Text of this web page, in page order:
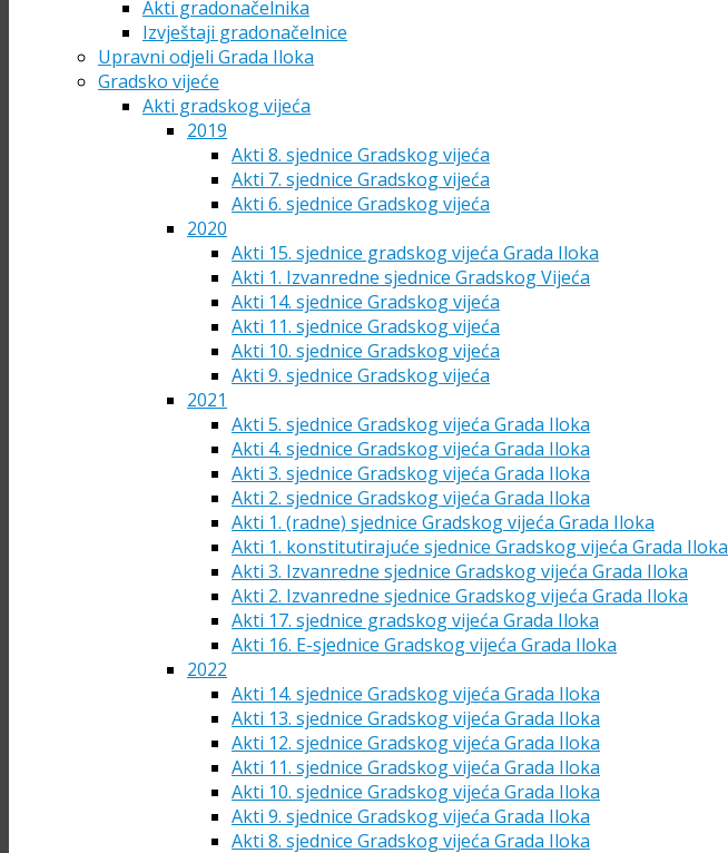
Akti gradonačelnika
Izvještaji gradonačelnice
Upravni odjeli Grada Iloka
Gradsko vijeće
Akti gradskog vijeća
2019
Akti 8. sjednice Gradskog vijeća
Akti 7. sjednice Gradskog vijeća
Akti 6. sjednice Gradskog vijeća
2020
Akti 15. sjednice gradskog vijeća Grada Iloka
Akti 1. Izvanredne sjednice Gradskog Vijeća
Akti 14. sjednice Gradskog vijeća
Akti 11. sjednice Gradskog vijeća
Akti 10. sjednice Gradskog vijeća
Akti 9. sjednice Gradskog vijeća
2021
Akti 5. sjednice Gradskog vijeća Grada Iloka
Akti 4. sjednice Gradskog vijeća Grada Iloka
Akti 3. sjednice Gradskog vijeća Grada Iloka
Akti 2. sjednice Gradskog vijeća Grada Iloka
Akti 1. (radne) sjednice Gradskog vijeća Grada Iloka
Akti 1. konstitutirajuće sjednice Gradskog vijeća Grada Iloka
Akti 3. Izvanredne sjednice Gradskog vijeća Grada Iloka
Akti 2. Izvanredne sjednice Gradskog vijeća Grada Iloka
Akti 17. sjednice gradskog vijeća Grada Iloka
Akti 16. E-sjednice Gradskog vijeća Grada Iloka
2022
Akti 14. sjednice Gradskog vijeća Grada Iloka
Akti 13. sjednice Gradskog vijeća Grada Iloka
Akti 12. sjednice Gradskog vijeća Grada Iloka
Akti 11. sjednice Gradskog vijeća Grada Iloka
Akti 10. sjednice Gradskog vijeća Grada Iloka
Akti 9. sjednice Gradskog vijeća Grada Iloka
Akti 8. sjednice Gradskog vijeća Grada Iloka